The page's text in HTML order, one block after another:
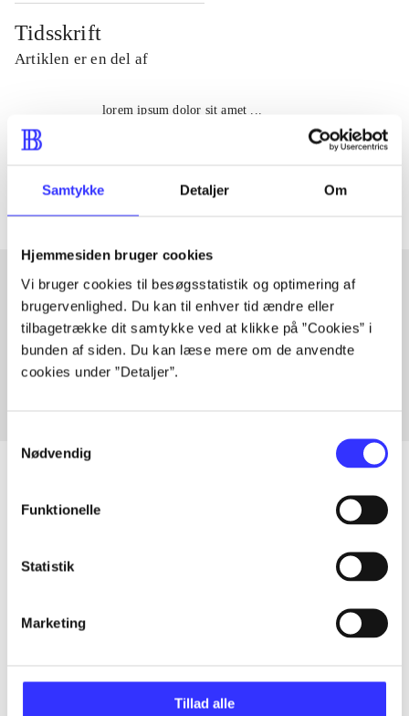
Samtykke Detaljer Om
Hjemmesiden bruger cookies
Vi bruger cookies til besøgsstatistik og optimering af
brugervenlighed. Du kan til enhver tid ændre eller
tilbagetrække dit samtykke ved at klikke på ”Cookies” i
bunden af siden. Du kan læse mere om de anvendte
cookies under ”Detaljer”.
Nødvendig
Funktionelle
Statistik
Marketing
Tillad alle
Tidsskrift
Artiklen er en del af
lorem ipsum dolor sit amet ...
Artikler med samme emner
Fra